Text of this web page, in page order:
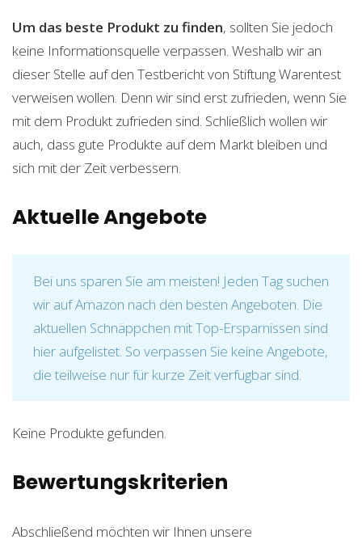
Um das beste Produkt zu finden, sollten Sie jedoch
keine Informationsquelle verpassen. Weshalb wir an
dieser Stelle auf den Testbericht von Stiftung Warentest
verweisen wollen. Denn wir sind erst zufrieden, wenn Sie
mit dem Produkt zufrieden sind. Schließlich wollen wir
auch, dass gute Produkte auf dem Markt bleiben und
sich mit der Zeit verbessern.
Aktuelle Angebote
Bei uns sparen Sie am meisten! Jeden Tag suchen
wir auf Amazon nach den besten Angeboten. Die
aktuellen Schnäppchen mit Top-Ersparnissen sind
hier aufgelistet. So verpassen Sie keine Angebote,
die teilweise nur für kurze Zeit verfügbar sind.
Keine Produkte gefunden.
Bewertungskriterien
Abschließend möchten wir Ihnen unsere